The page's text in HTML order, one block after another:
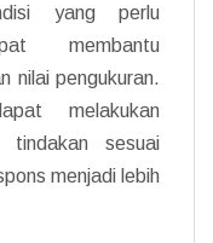
yang perlu
membantu
nilai pengukuran.
melakukan
tindakan sesuai
menjadi lebih